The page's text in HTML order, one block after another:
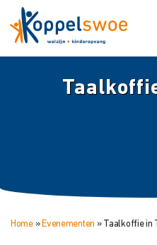
Home» Evenementen » Taalkoffie in